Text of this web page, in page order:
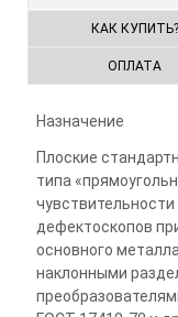
КАК КУПИТЬ?
ОПЛАТА
Назначение
Плоские
типа
дефектоскопов
основного
наклонными